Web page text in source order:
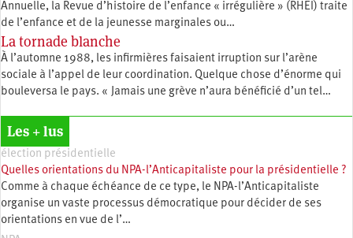
Annuelle, la Revue d’histoire de l’enfance « irrégulière » (RHEI) traite
de l’enfance et de la jeunesse marginales ou…
La tornade blanche
À l’automne 1988, les infirmières faisaient irruption sur l’arène
sociale à l’appel de leur coordination. Quelque chose d’énorme qui
bouleversa le pays. « Jamais une grève n’aura bénéficié d’un tel…
Les + lus
élection présidentielle
Quelles orientations du NPA-l’Anticapitaliste pour la présidentielle ?
Comme à chaque échéance de ce type, le NPA-l’Anticapitaliste
organise un vaste processus démocratique pour décider de ses
orientations en vue de l’…